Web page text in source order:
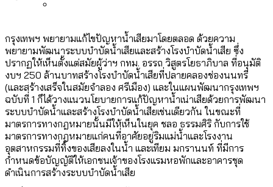
กทม. มีอำนาจแค่ไหน ในการแก้ปัญหาให้คน
ที่อาศัยอยู่ในกรุงเทพฯ
[ข้อมูลดิบ]
กรุงเทพฯ พยายามแก้ไขปัญหาน้ำเสียมาโดยตลอด ด้วยความ
พยายามพัฒนาระบบบำบัดน้ำเสียและสร้างโรงบำบัดน้ำเสีย ซึ่ง
ปรากฏให้เห็นตั้งแต่สมัยผู้ว่าฯ กทม. อรรถ วิสูตรโยธาภิบาล ที่อนุมัติ
งบฯ 250 ล้านบาทสร้างโรงบำบัดน้ำเสียที่ปลายคลองช่องนนทรี
(และสร้างเสร็จในสมัยจำลอง ศรีเมือง) และในแผนพัฒนากรุงเทพฯ
ฉบับที่ 1 ก็ได้วางแนวนโยบายการแก้ปัญหาน้ำเน่าเสียด้วยการพัฒนา
ระบบบำบัดน้ำและสร้างโรงบำบัดน้ำเสียเช่นเดียวกัน ในขณะที่
มาตรการทางกฎหมายนั้นมีให้เห็นในยุค ชลอ ธรรมศิริ กับการใช้
มาตรการทางกฎหมายแก่คนที่อาศัยอยู่ริมแม่น้ำและโรงงาน
อุตสาหกรรมที่ทิ้งของเสียลงในน้ำ และเทียม มกรานนท์ ที่มีการ
กำหนดข้อบัญญัติให้เอกชนเจ้าของโรงแรมหอพักและอาคารชุด
ดำเนินการสร้างระบบบำบัดน้ำเสีย